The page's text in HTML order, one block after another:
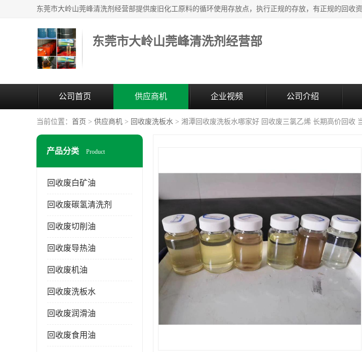
东莞市大岭山莞峰清洗剂经营部
公司首页 供应商机 企业视频 公司介绍
当前位置： 首页 > 供应商机 > 回收废洗板水 > 湘潭回收废洗板水哪家好 回收废三氯乙烯 长期高价回收
产品分类 Product
回收废白矿油
回收废碳氢清洗剂
回收废切削油
回收废导热油
回收废机油
回收废洗板水
回收废润滑油
回收废食用油